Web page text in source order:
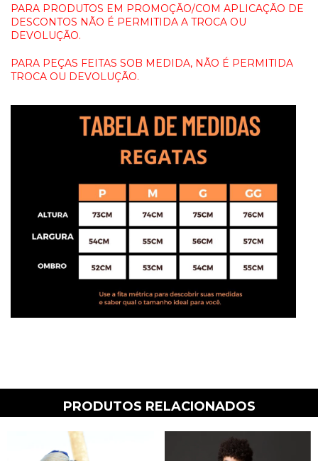
PARA PRODUTOS EM PROMOÇÃO/COM APLICAÇÃO DE
DESCONTOS NÃO É PERMITIDA A TROCA OU
DEVOLUÇÃO.
PARA PEÇAS FEITAS SOB MEDIDA, NÃO É PERMITIDA
TROCA OU DEVOLUÇÃO.
PRODUTOS RELACIONADOS